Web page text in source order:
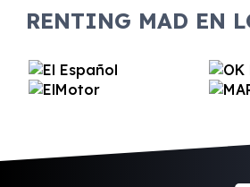
RENTING MAD EN